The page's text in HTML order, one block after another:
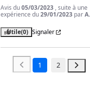
Avis du05/03/2023 , suite à une
expérience du29/01/2023 par
Utile(0) Signaler
1 2